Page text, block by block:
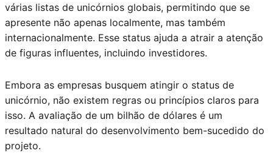
várias listas de unicórnios globais, permitindo que se
apresente não apenas localmente, mas também
internacionalmente. Esse status ajuda a atrair a atenção
de figuras influentes, incluindo investidores.
Embora as empresas busquem atingir o status de
unicórnio, não existem regras ou princípios claros para
isso. A avaliação de um bilhão de dólares é um
resultado natural do desenvolvimento bem-sucedido do
projeto.